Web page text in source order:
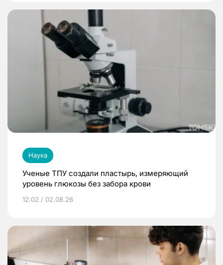
Наука
Ученые ТПУ создали пластырь, измеряющий
уровень глюкозы без забора крови
12:02 / 02.08.26